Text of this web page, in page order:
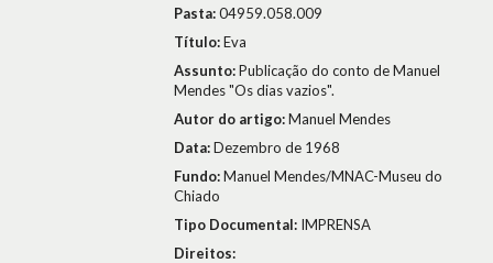
Pasta:04959.058.009
Título:Eva
Assunto:Publicação do conto de Manuel
Mendes "Os dias vazios".
Autor do artigo:Manuel Mendes
Data:Dezembro de 1968
Fundo:Manuel Mendes/MNAC-Museu do
Chiado
Tipo Documental: IMPRENSA
Direitos: